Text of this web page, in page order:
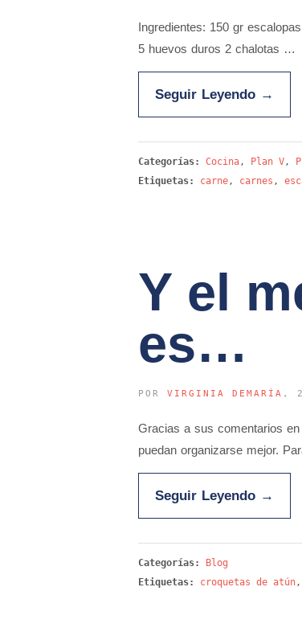
Ingredientes: 150 gr
5 huevos duros 2 chalotas …
Seguir Leyendo →
Categorías: Cocina , Plan V ,
Etiquetas:
carne , carnes ,
Y el
es…
POR VIRGINIA DEMARÍA ,
Gracias a sus comentarios
puedan organizarse mejor.
Seguir Leyendo →
Categorías: Blog
Etiquetas:
croquetas de atún ,